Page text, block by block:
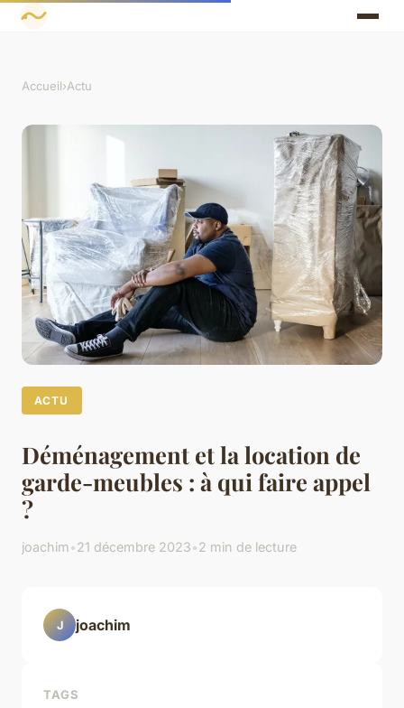
Accueil›Actu
ACTU
Déménagement et la location de
garde-meubles : à qui faire appel
?
joachim•21 décembre 2023•2 min de lecture
J joachim
TAGS